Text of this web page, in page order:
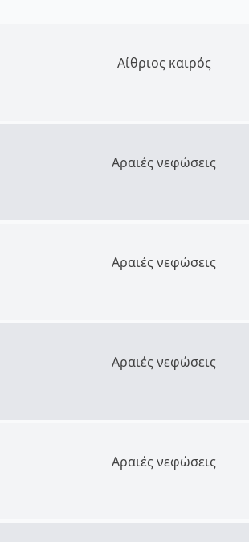
Αίθριος καιρός
Αραιές νεφώσεις
Αραιές νεφώσεις
Αραιές νεφώσεις
Αραιές νεφώσεις